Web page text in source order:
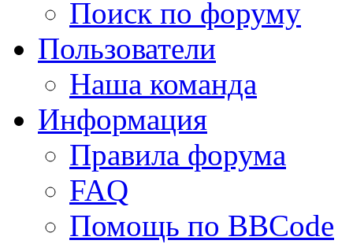
Поиск по форуму
Пользователи
Наша команда
Информация
Правила форума
FAQ
Помощь по BBCode